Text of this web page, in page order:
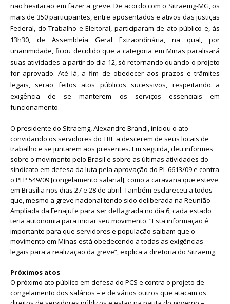
não hesitarão em fazer a greve. De acordo com o Sitraemg-MG, os
mais de 350 participantes, entre aposentados e ativos das justiças
Federal, do Trabalho e Eleitoral, participaram de ato público e, às
13h30, de Assembleia Geral Extraordinária, na qual, por
unanimidade, ficou decidido que a categoria em Minas paralisará
suas atividades a partir do dia 12, só retornando quando o projeto
for aprovado. Até lá, a fim de obedecer aos prazos e trâmites
legais, serão feitos atos públicos sucessivos, respeitando a
exigência de se manterem os serviços essenciais em
funcionamento.
O presidente do Sitraemg, Alexandre Brandi, iniciou o ato
convidando os servidores do TRE a descerem de seus locais de
trabalho e se juntarem aos presentes. Em seguida, deu informes
sobre o movimento pelo Brasil e sobre as últimas atividades do
sindicato em defesa da luta pela aprovação do PL 6613/09 e contra
o PLP 549/09 [congelamento salarial], como a caravana que esteve
em Brasília nos dias 27 e 28 de abril. Também esclareceu a todos
que, mesmo a greve nacional tendo sido deliberada na Reunião
Ampliada da Fenajufe para ser deflagrada no dia 6, cada estado
teria autonomia para iniciar seu movimento. “Esta informação é
importante para que servidores e população saibam que o
movimento em Minas está obedecendo a todas as exigências
legais para a realização da greve”, explica a diretoria do Sitraemg.
Próximos atos
O próximo ato público em defesa do PCS e contra o projeto de
congelamento dos salários – e de vários outros que atacam os